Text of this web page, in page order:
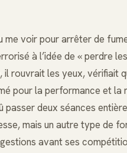
voir pour arrêter de
à l’idée de « perdre
il rouvrait les yeux, vérifiait
pour la performance et
passer deux séances
mais un autre type de
avant ses